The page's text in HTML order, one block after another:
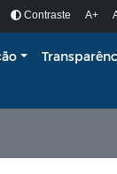
Contraste A+